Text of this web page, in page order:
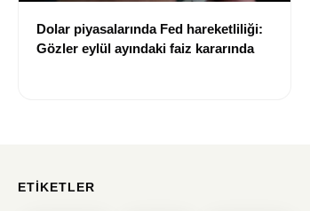
Dolar piyasalarında Fed hareketliliği:
Gözler eylül ayındaki faiz kararında
ETIKETLER